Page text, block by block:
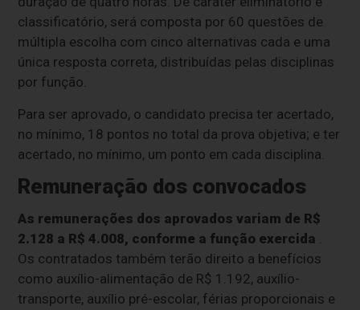
classificatório, será composta por 60 questões de
múltipla escolha com cinco alternativas cada e uma
única resposta correta, distribuídas pelas disciplinas
por função.
Para ser aprovado, o candidato precisa ter acertado,
no mínimo, 18 pontos no total da prova objetiva; e ter
acertado, no mínimo, um ponto em cada disciplina.
Remuneração dos convocados
As remunerações dos aprovados variam de R$
2.128 a R$ 4.008, conforme a função exercida .
Os contratados também terão direito a benefícios
como auxílio-alimentação de R$ 1.192, auxílio-
transporte, auxílio pré-escolar, férias proporcionais e